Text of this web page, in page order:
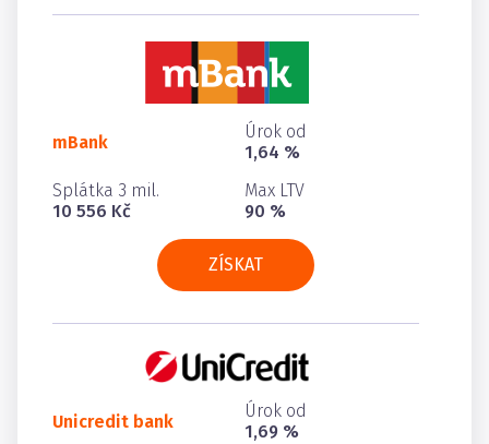
mBank
Úrok od
1,64 %
Splátka 3 mil.
10 556 Kč
Max LTV
90 %
ZÍSKAT
Unicredit bank
Úrok od
1,69 %